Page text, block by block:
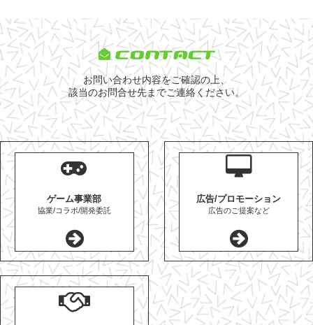
CONTACT
お問い合わせ内容をご確認の上、
該当のお問合せ先までご連絡ください。
ゲーム事業部
協業/コラボ/開発委託
広告/プロモーション
広告のご提案など